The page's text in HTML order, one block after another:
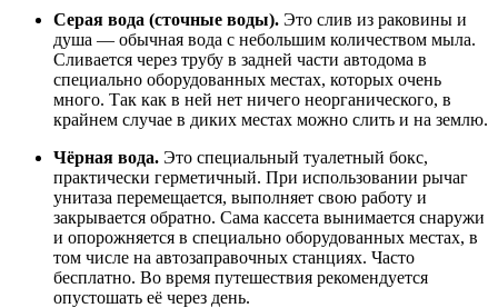
Серая вода (сточные воды). Это слив из раковины и
душа — обычная вода с небольшим количеством мыла.
Сливается через трубу в задней части автодома в
специально оборудованных местах, которых очень
много. Так как в ней нет ничего неорганического, в
крайнем случае в диких местах можно слить и на землю.
Чёрная вода. Это специальный туалетный бокс,
практически герметичный. При использовании рычаг
унитаза перемещается, выполняет свою работу и
закрывается обратно. Сама кассета вынимается снаружи
и опорожняется в специально оборудованных местах, в
том числе на автозаправочных станциях. Часто
бесплатно. Во время путешествия рекомендуется
опустошать её через день.